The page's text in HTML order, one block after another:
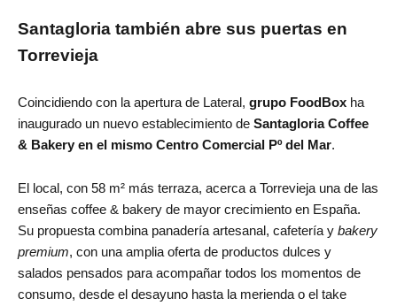
Santagloria también abre sus puertas en
Torrevieja
Coincidiendo con la apertura de Lateral, grupo FoodBox ha
inaugurado un nuevo establecimiento de Santagloria Coffee
& Bakery en el mismo Centro Comercial Pº del Mar.
El local, con 58 m² más terraza, acerca a Torrevieja una de las
enseñas coffee & bakery de mayor crecimiento en España.
Su propuesta combina panadería artesanal, cafetería y bakery
premium, con una amplia oferta de productos dulces y
salados pensados para acompañar todos los momentos de
consumo, desde el desayuno hasta la merienda o el take